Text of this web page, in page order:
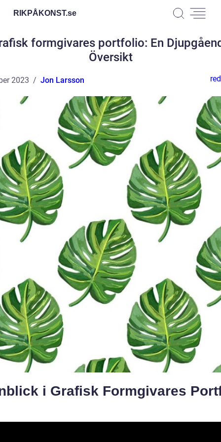
RIKPÅKONST.se
formgivares portfolio: En
Översikt
2023 Jon Larsson
i Grafisk Formgivares